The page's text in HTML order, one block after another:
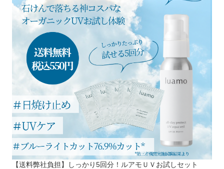
【送料弊社負担】しっかり5回分！ルアモＵＶお試しセット